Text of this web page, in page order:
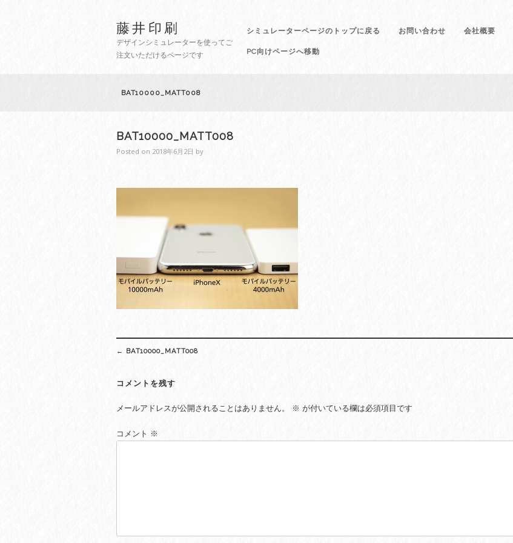
藤井印刷
デザインシミュレーターを使ってご
注文いただけるページです
シミュレーターページのトップに戻る お問い合わせ 会社概要
PC向けページへ移動
BAT10000_MATT008
BAT10000_MATT008
Posted on 2018年6月2日 by
navigation
← BAT10000_MATT008
コメントを残す
メールアドレスが公開されることはありません。 ※ が付いている欄は必須項目です
コメント ※